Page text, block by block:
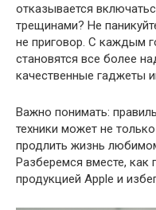
отказывается
трещинами? Не
не приговор. С каждым
становятся все более
качественные гаджеты
Важно понимать:
техники может не
продлить жизнь
Разберемся вместе,
продукцией Apple и